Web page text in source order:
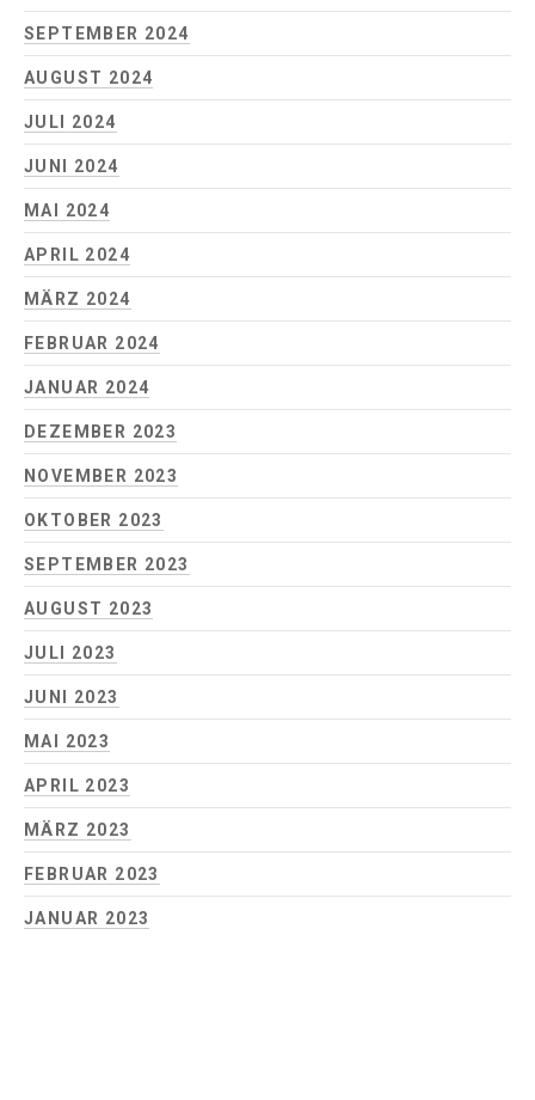
SEPTEMBER 2024
AUGUST 2024
JULI 2024
JUNI 2024
MAI 2024
APRIL 2024
MÄRZ 2024
FEBRUAR 2024
JANUAR 2024
DEZEMBER 2023
NOVEMBER 2023
OKTOBER 2023
SEPTEMBER 2023
AUGUST 2023
JULI 2023
JUNI 2023
MAI 2023
APRIL 2023
MÄRZ 2023
FEBRUAR 2023
JANUAR 2023